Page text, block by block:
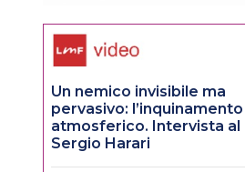
Un nemico invisibile ma
pervasivo: l’inquinamento
atmosferico. Intervista al
Sergio Harari